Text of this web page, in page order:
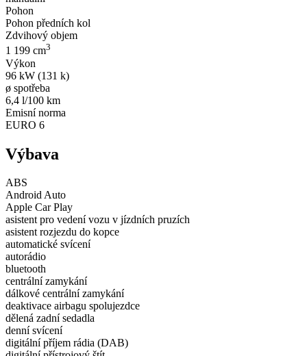
Pohon
Pohon předních kol
Zdvihový objem
1 199 cm3
Výkon
96 kW (131 k)
ø spotřeba
6,4 l/100 km
Emisní norma
EURO 6
Výbava
ABS
Android Auto
Apple Car Play
asistent pro vedení vozu v jízdních pruzích
asistent rozjezdu do kopce
automatické svícení
autorádio
bluetooth
centrální zamykání
dálkové centrální zamykání
deaktivace airbagu spolujezdce
dělená zadní sedadla
denní svícení
digitální příjem rádia (DAB)